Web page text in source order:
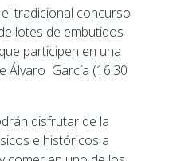
tradicional concurso
lotes de embutidos
participen en una
Álvaro García (16:30
disfrutar de la
e históricos a